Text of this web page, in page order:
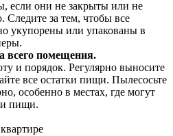
если они не закрыты или не
Следите за тем, чтобы все
укупорены или упакованы в
всего помещения.
и порядок. Регулярно выносите
все остатки пищи. Пылесосьте
особенно в местах, где могут
пищи.